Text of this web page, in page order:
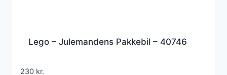
Lego – Julemandens Pakkebil – 40746
230 kr.